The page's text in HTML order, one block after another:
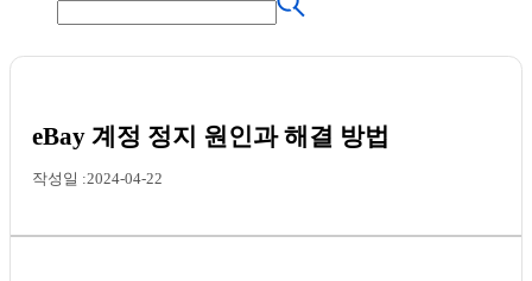
eBay 계정 정지 원인과 해결 방법
작성일 :2024-04-22